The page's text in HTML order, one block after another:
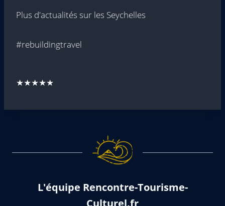
Plus d'actualités sur les Seychelles
#rebuildingtravel
★★★★★
L'équipe Rencontre-Tourisme-
Culturel.fr